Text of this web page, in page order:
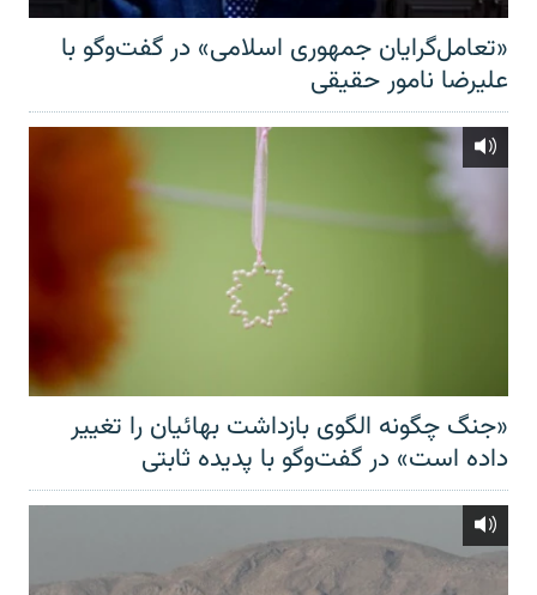
«تعامل‌گرایان جمهوری اسلامی» در گفت‌وگو با
علیرضا نامور حقیقی
«جنگ چگونه الگوی بازداشت بهائیان را تغییر
داده است» در گفت‌وگو با پدیده ثابتی